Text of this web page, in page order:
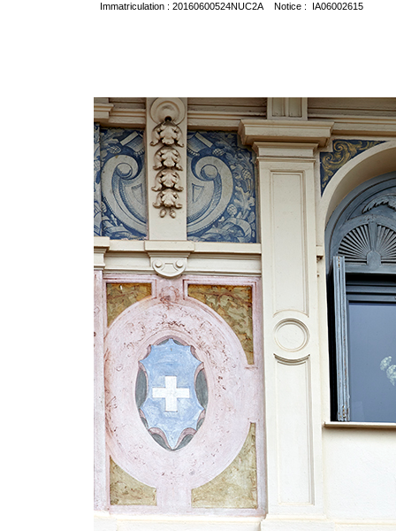
Immatriculation : 20160600524NUC2A Notice : IA06002615